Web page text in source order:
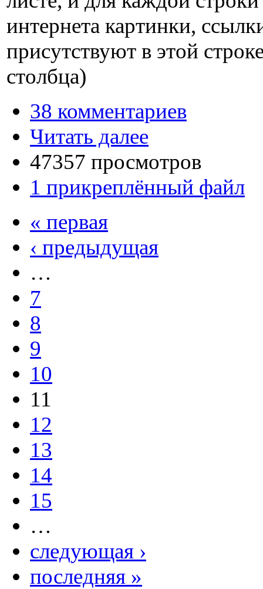
интернета картинки,
присутствуют в этой
столбца)
38 комментариев
Читать далее
47357 просмотров
1 прикреплённый файл
« первая
‹ предыдущая
…
7
8
9
10
11
12
13
14
15
…
следующая ›
последняя »